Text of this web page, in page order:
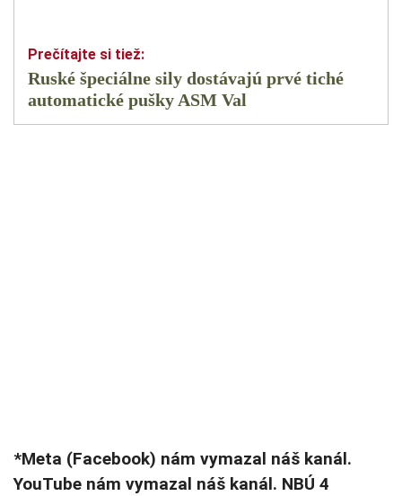
Ruské špeciálne sily dostávajú prvé tiché
automatické pušky ASM Val
*Meta (Facebook) nám vymazal náš kanál.
YouTube nám vymazal náš kanál. NBÚ 4